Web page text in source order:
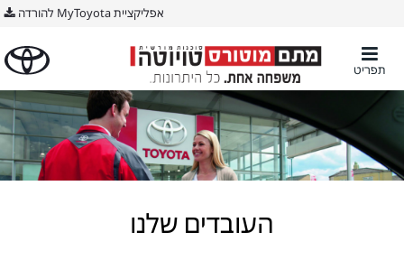
אפליקציית MyToyota להורדה
תפריט
העובדים שלנו